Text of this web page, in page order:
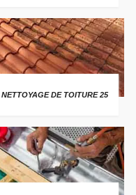
NETTOYAGE DE TOITURE 25